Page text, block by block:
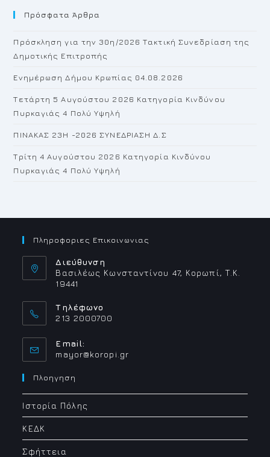
Πρόσφατα Άρθρα
Πρόσκληση για την 30η/2026 Τακτική Συνεδρίαση της
Δημοτικής Επιτροπής
Ενημέρωση Δήμου Κρωπίας 04.08.2026
Τετάρτη 5 Αυγούστου 2026 Κατηγορία Κινδύνου
Πυρκαγιάς 4 Πολύ Υψηλή
ΠΙΝΑΚΑΣ 23H -2026 ΣΥΝΕΔΡΙΑΣΗ Δ.Σ
Τρίτη 4 Αυγούστου 2026 Κατηγορία Κινδύνου
Πυρκαγιάς 4 Πολύ Υψηλή
Πληροφοριες Επικοινωνιας
Διεύθυνση
Βασιλέως Κωνσταντίνου 47, Κορωπί, Τ.Κ.
19441
Τηλέφωνο
213 2000700
Email:
mayor@koropi.grOpens
Πλοηγηση
Ιστορία Πόλης
ΚΕΔΚ
Σφήττεια